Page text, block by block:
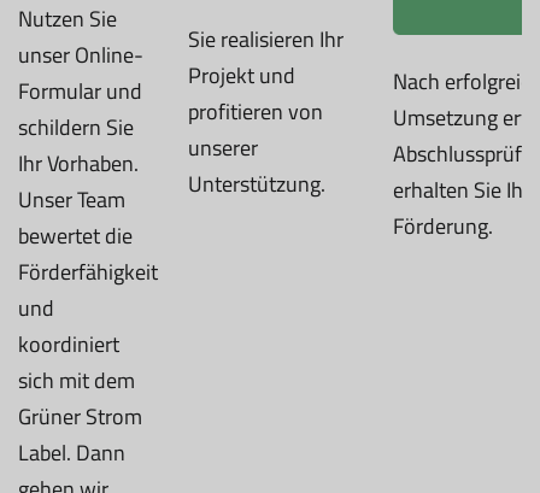
Nutzen Sie
unser Online-
Formular und
schildern Sie
Ihr Vorhaben.
Unser Team
bewertet die
Förderfähigkeit
und
koordiniert
sich mit dem
Grüner Strom
Label. Dann
Sie realisieren Ihr
Projekt und
profitieren von
unserer
Unterstützung.
Nach
Umsetzung
erhalten Sie Ihre
Förderung.